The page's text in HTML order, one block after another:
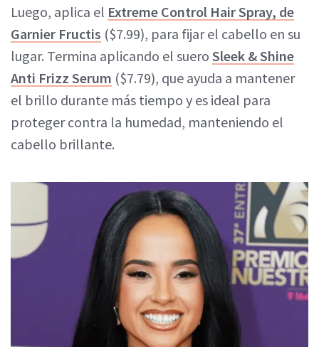
Luego, aplica el Extreme Control Hair Spray, de
Garnier Fructis ($7.99), para fijar el cabello en su
lugar. Termina aplicando el suero Sleek & Shine
Anti Frizz Serum ($7.79), que ayuda a mantener
el brillo durante más tiempo y es ideal para
proteger contra la humedad, manteniendo el
cabello brillante.